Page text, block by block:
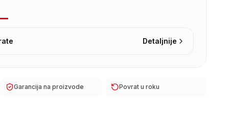
Detaljnije
Garancija na proizvode Povrat u roku